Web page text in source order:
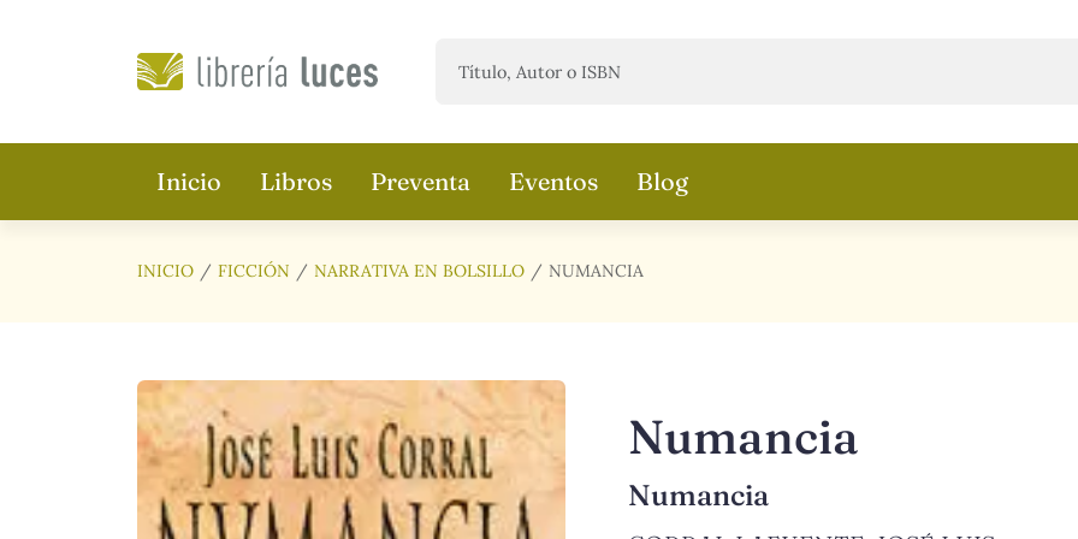
Inicio Libros Preventa Eventos Blog
INICIO FICCIÓN NARRATIVA EN BOLSILLO NUMANCIA
Numancia
Numancia